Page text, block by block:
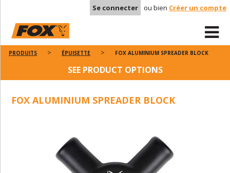
Se connecter ou bien Créer un compte
PRODUITS ÉPUISETTE FOX ALUMINIUM SPREADER BLOCK
SEE PRODUCT OPTIONS
FOX ALUMINIUM SPREADER BLOCK